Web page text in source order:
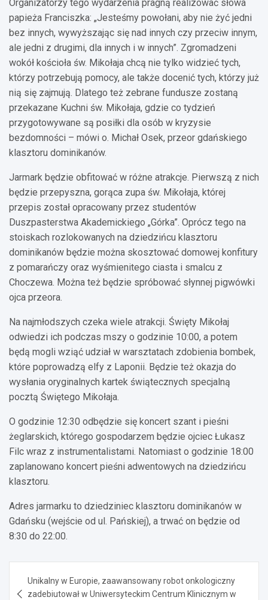
Organizatorzy tego wydarzenia pragną realizować słowa
papieża Franciszka: „Jesteśmy powołani, aby nie żyć jedni
bez innych, wywyższając się nad innych czy przeciw innym,
ale jedni z drugimi, dla innych i w innych”. Zgromadzeni
wokół kościoła św. Mikołaja chcą nie tylko widzieć tych,
którzy potrzebują pomocy, ale także docenić tych, którzy już
nią się zajmują. Dlatego też zebrane fundusze zostaną
przekazane Kuchni św. Mikołaja, gdzie co tydzień
przygotowywane są posiłki dla osób w kryzysie
bezdomności – mówi o. Michał Osek, przeor gdańskiego
klasztoru dominikanów.
Jarmark będzie obfitować w różne atrakcje. Pierwszą z nich
będzie przepyszna, gorąca zupa św. Mikołaja, której
przepis został opracowany przez studentów
Duszpasterstwa Akademickiego „Górka”. Oprócz tego na
stoiskach rozlokowanych na dziedzińcu klasztoru
dominikanów będzie można skosztować domowej konfitury
z pomarańczy oraz wyśmienitego ciasta i smalcu z
Choczewa. Można też będzie spróbować słynnej pigwówki
ojca przeora.
Na najmłodszych czeka wiele atrakcji. Święty Mikołaj
odwiedzi ich podczas mszy o godzinie 10:00, a potem
będą mogli wziąć udział w warsztatach zdobienia bombek,
które poprowadzą elfy z Laponii. Będzie też okazja do
wysłania oryginalnych kartek świątecznych specjalną
pocztą Świętego Mikołaja.
O godzinie 12:30 odbędzie się koncert szant i pieśni
żeglarskich, którego gospodarzem będzie ojciec Łukasz
Filc wraz z instrumentalistami. Natomiast o godzinie 18:00
zaplanowano koncert pieśni adwentowych na dziedzińcu
klasztoru.
Adres jarmarku to dziedziniec klasztoru dominikanów w
Gdańsku (wejście od ul. Pańskiej), a trwać on będzie od
8:30 do 22:00.
wpisu
Unikalny w Europie, zaawansowany robot onkologiczny
zadebiutował w Uniwersyteckim Centrum Klinicznym w